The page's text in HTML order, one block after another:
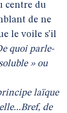
centre du
de ne
le voile s’il
quoi parle-
» ou
laïque
de